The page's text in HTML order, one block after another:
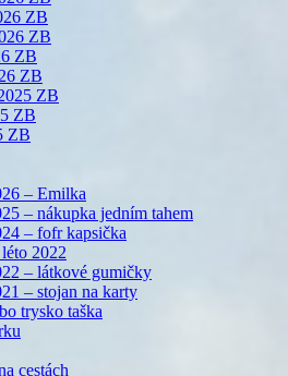
ZB
ZB
ZB
ZB
ZB
ZB
ZB
– Emilka
– nákupka jedním tahem
– fofr kapsička
2022
– látkové gumičky
– stojan na karty
trysko taška
cestách